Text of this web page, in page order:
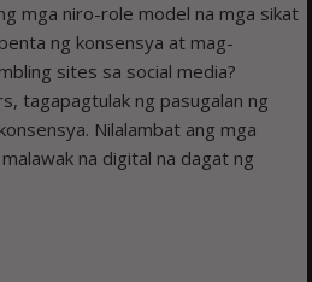
mga niro-role model na mga sikat
ng konsensya at mag-
sites sa social media?
tagapagtulak ng pasugalan ng
Nilalambat ang mga
na digital na dagat ng